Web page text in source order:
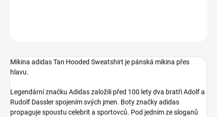
Mikina adidas Tan Hooded Sweatshirt je pánská mikina přes
hlavu.
Legendární značku Adidas založili před 100 lety dva bratři Adolf a
Rudolf Dassler spojením svých jmen. Boty značky adidas
propaguje spoustu celebrit a sportovců. Pod jedním ze sloganů